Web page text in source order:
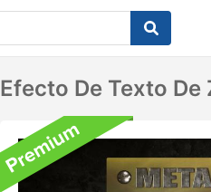
Efecto De Texto De